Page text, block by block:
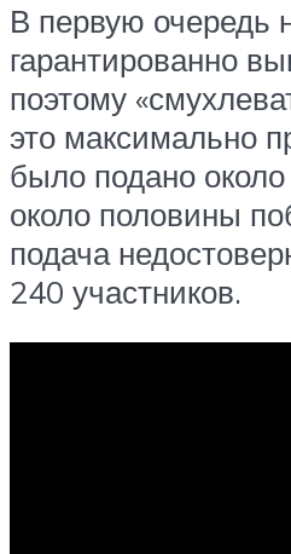
В первую очередь
гарантированно
поэтому
это максимально
было подано
около половины
подача
240 участников.